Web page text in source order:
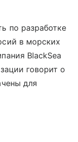
по разработке
в морских
BlackSea
говорит о
для